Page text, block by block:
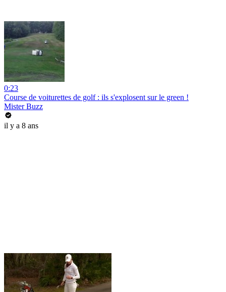
0:23
Course de voiturettes de golf : ils s'explosent sur le green !
Mister Buzz
il y a 8 ans